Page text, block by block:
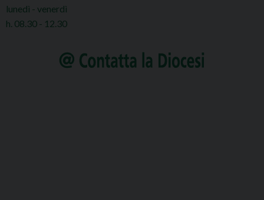
lunedì - venerdì
h. 08.30 - 12.30